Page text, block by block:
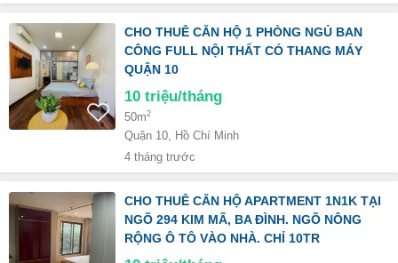
CHO THUÊ CĂN HỘ 1 PHÒNG NGỦ BAN
CÔNG FULL NỘI THẤT CÓ THANG MÁY
QUẬN 10
10 triệu/tháng
50m2
Quận 10, Hồ Chí Minh
4 tháng trước
CHO THUÊ CĂN HỘ APARTMENT 1N1K TẠI
NGÕ 294 KIM MÃ, BA ĐÌNH. NGÕ NÔNG
RỘNG Ô TÔ VÀO NHÀ. CHỈ 10TR